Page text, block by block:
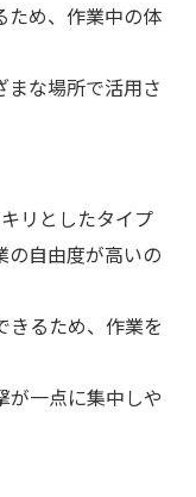
ため、作業中の体
まな場所で活用さ
リとしたタイプ
の自由度が高いの
きるため、作業を
が一点に集中しや